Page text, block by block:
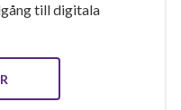
till digitala